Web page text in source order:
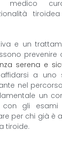
e un
prevenire
serena e
a uno
nel
un
gli esami
per chi già è
tiroide.